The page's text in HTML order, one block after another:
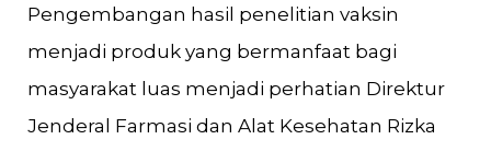
Pengembangan hasil penelitian vaksin
menjadi produk yang bermanfaat bagi
masyarakat luas menjadi perhatian Direktur
Jenderal Farmasi dan Alat Kesehatan Rizka